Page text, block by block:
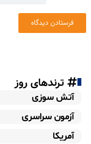
ترندهای روز
آتش سوزی
آزمون سراسری
آمریکا